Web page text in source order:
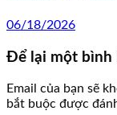
06/18/2026
Để lại một bình
Email của bạn sẽ
bắt buộc được